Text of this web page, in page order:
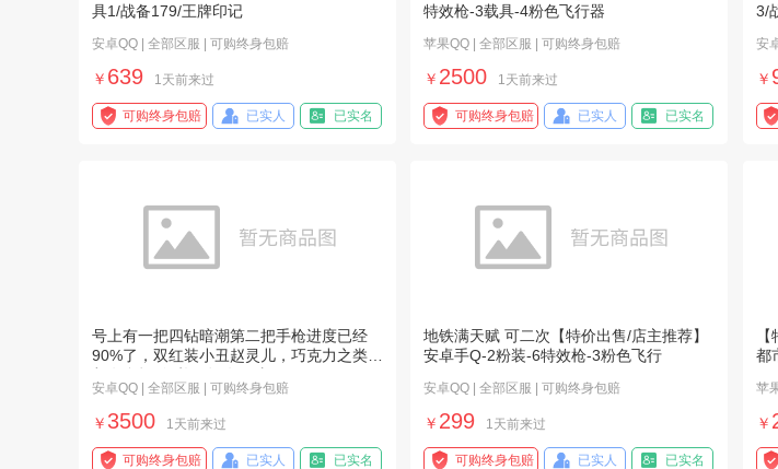
具1/战备179/王牌印记
安卓QQ | 全部区服 | 可购终身包赔
￥ 639 1天前来过
可购终身包赔 已实人 已实名
特效枪-3载具-4粉色飞行器
苹果QQ | 全部区服 | 可购终身包赔
￥ 2500 1天前来过
可购终身包赔 已实人 已实名
3/
安
￥
号上有一把四钻暗潮第二把手枪进度已经
90%了，双红装小丑赵灵儿，巧克力之类的
安卓QQ | 全部区服 | 可购终身包赔
￥ 3500 1天前来过
可购终身包赔 已实人 已实名
地铁满天赋 可二次【特价出售/店主推荐】
安卓手Q-2粉装-6特效枪-3粉色飞行
安卓QQ | 全部区服 | 可购终身包赔
￥ 299 1天前来过
可购终身包赔 已实人 已实名
都
苹
￥